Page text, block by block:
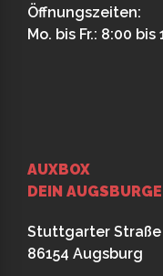
Öffnungszeiten:
Mo. bis Fr.: 8:00 bis
AUXBOX
DEIN
Stuttgarter Straße
86154 Augsburg